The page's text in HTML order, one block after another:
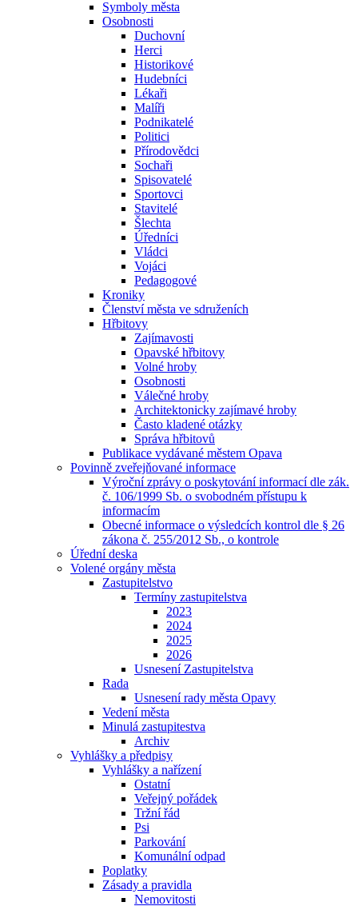
Symboly města
Osobnosti
Duchovní
Herci
Historikové
Hudebníci
Lékaři
Malíři
Podnikatelé
Politici
Přírodovědci
Sochaři
Spisovatelé
Sportovci
Stavitelé
Šlechta
Úředníci
Vládci
Vojáci
Pedagogové
Kroniky
Členství města ve sdruženích
Hřbitovy
Zajímavosti
Opavské hřbitovy
Volné hroby
Osobnosti
Válečné hroby
Architektonicky zajímavé hroby
Často kladené otázky
Správa hřbitovů
Publikace vydávané městem Opava
Povinně zveřejňované informace
Výroční zprávy o poskytování informací dle zák.
č. 106/1999 Sb. o svobodném přístupu k
informacím
Obecné informace o výsledcích kontrol dle § 26
zákona č. 255/2012 Sb., o kontrole
Úřední deska
Volené orgány města
Zastupitelstvo
Termíny zastupitelstva
2023
2024
2025
2026
Usnesení Zastupitelstva
Rada
Usnesení rady města Opavy
Vedení města
Minulá zastupitestva
Archiv
Vyhlášky a předpisy
Vyhlášky a nařízení
Ostatní
Veřejný pořádek
Tržní řád
Psi
Parkování
Komunální odpad
Poplatky
Zásady a pravidla
Nemovitosti